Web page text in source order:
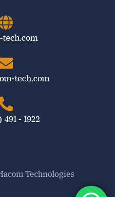
tech.com
tech.com
- 1922
Technologies